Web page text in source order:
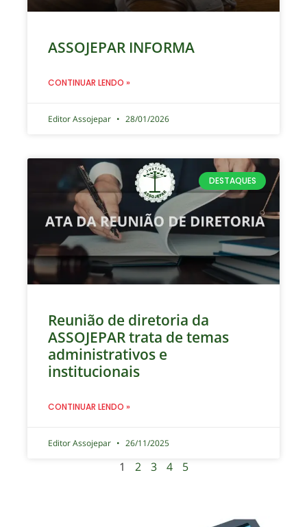
ASSOJEPAR INFORMA
CONTINUAR LENDO »
Editor Assojepar 28/01/2026
DESTAQUES
Reunião de diretoria da
ASSOJEPAR trata de temas
administrativos e
institucionais
CONTINUAR LENDO »
Editor Assojepar 26/11/2025
1 2 3 4 5